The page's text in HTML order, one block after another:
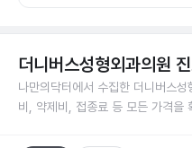
더니버스성형외과의원
나만의닥터에서 수집한 더니버스성
비, 약제비, 접종료 등 모든 가격을